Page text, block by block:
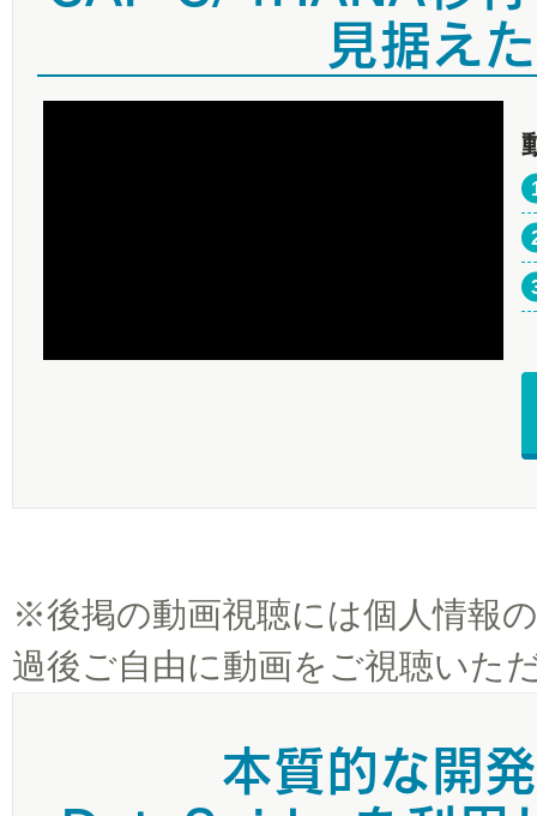
見据え
※後掲の動画視聴には個人情報
過後ご自由に動画をご視聴いた
本質的な開